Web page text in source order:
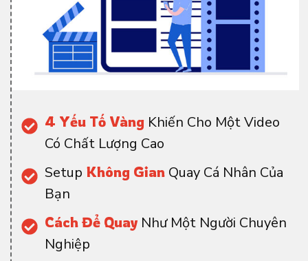
4 Yếu Tố Vàng Khiến Cho Một Video
Có Chất Lượng Cao
Setup Không Gian Quay Cá Nhân Của
Bạn
Cách Để Quay Như Một Người Chuyên
Nghiệp